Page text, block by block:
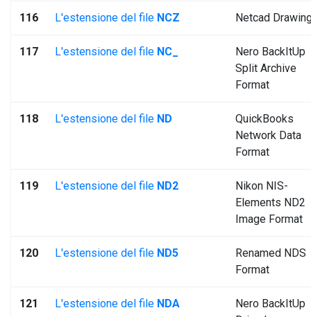
116 L'estensione del file NCZ Netcad
117 L'estensione del file NC_
Nero BackItUp
Split Archive
Format
118 L'estensione del file ND
QuickBooks
Network Data
Format
119 L'estensione del file ND2
Nikon NIS-
Elements ND2
Image Format
120 L'estensione del file ND5
Renamed NDS
Format
121 L'estensione del file NDA
Nero BackItUp